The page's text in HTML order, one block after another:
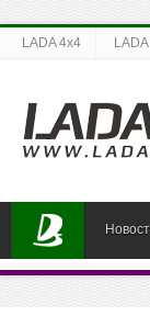
LADA 4x4